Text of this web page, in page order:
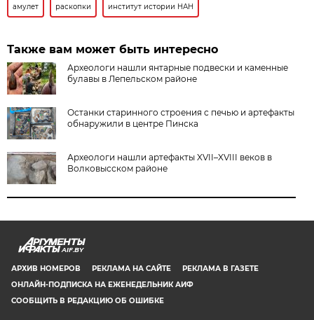
амулет раскопки институт истории НАН
Также вам может быть интересно
Археологи нашли янтарные подвески и каменные
булавы в Лепельском районе
Останки старинного строения с печью и артефакты
обнаружили в центре Пинска
Археологи нашли артефакты XVII–XVIII веков в
Волковысском районе
AIF.BY
АРХИВ НОМЕРОВ РЕКЛАМА НА САЙТЕ
РЕКЛАМА В ГАЗЕТЕ
ОНЛАЙН-ПОДПИСКА НА ЕЖЕНЕДЕЛЬНИК АИФ
СООБЩИТЬ В РЕДАКЦИЮ ОБ ОШИБКЕ